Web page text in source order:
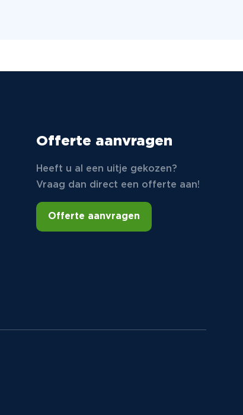
Offerte aanvragen
Heeft u al een uitje gekozen?
Vraag dan direct een offerte aan!
Offerte aanvragen